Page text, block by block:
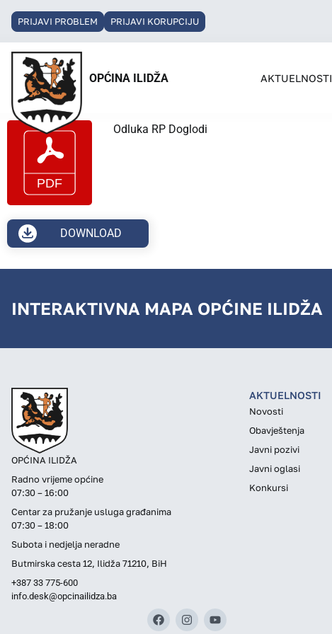
PRIJAVI PROBLEM PRIJAVI KORUPCIJU
OPĆINA ILIDŽA AKTUELNOSTI
Odluka RP Doglodi
DOWNLOAD
INTERAKTIVNA MAPA OPĆINE ILIDŽA
OPĆINA ILIDŽA
Radno vrijeme općine
07:30 – 16:00
Centar za pružanje usluga građanima
07:30 – 18:00
Subota i nedjelja neradne
Butmirska cesta 12, Ilidža 71210, BiH
+387 33 775-600
info.desk@opcinailidza.ba
AKTUELNOSTI
Novosti
Obavještenja
Javni pozivi
Javni oglasi
Konkursi